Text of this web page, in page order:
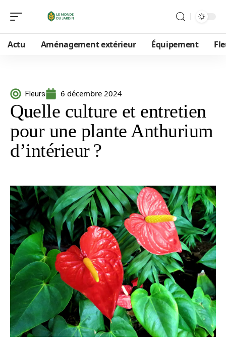
Actu Aménagement extérieur Équipement
Fleurs 6 décembre 2024
Quelle culture et entretien
pour une plante Anthurium
d’intérieur ?